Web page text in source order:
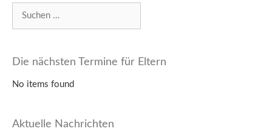
Die nächsten Termine für Eltern
No items found
Aktuelle Nachrichten